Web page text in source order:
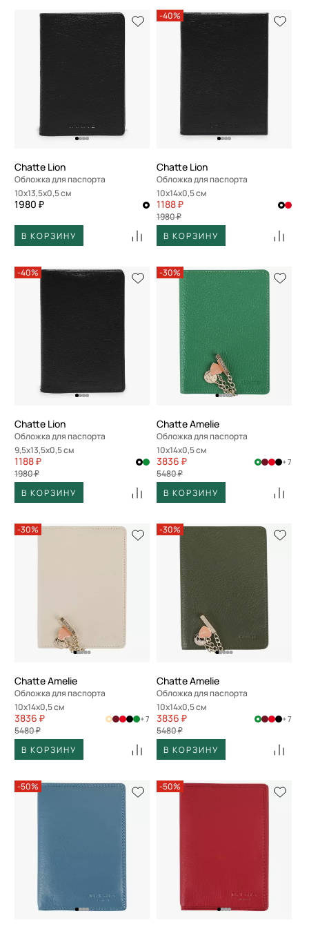
Chatte Lion
Обложка для паспорта
10x13,5x0,5 см
1980 ₽
В КОРЗИНУ
-40%
Chatte Lion
Обложка для паспорта
10x14x0,5 см
1188 ₽
1980 ₽
В КОРЗИНУ
-40%
Chatte Lion
Обложка для паспорта
9,5x13,5x0,5 см
1188 ₽
1980 ₽
В КОРЗИНУ
-30%
Chatte Amelie
Обложка для паспорта
10x14x0,5 см
3836 ₽
5480 ₽
+ 7
В КОРЗИНУ
-30%
Chatte Amelie
Обложка для паспорта
10x14x0,5 см
3836 ₽
5480 ₽
+ 7
В КОРЗИНУ
-30%
Chatte Amelie
Обложка для паспорта
10x14x0,5 см
3836 ₽
5480 ₽
+ 7
В КОРЗИНУ
-50% -50%